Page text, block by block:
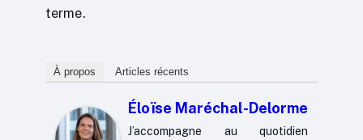
terme.
À propos Articles récents
Éloïse Maréchal-Delorme
J’accompagne au quotidien